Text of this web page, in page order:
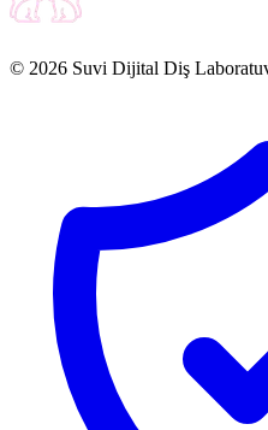
© 2026 Suvi Dijital Diş